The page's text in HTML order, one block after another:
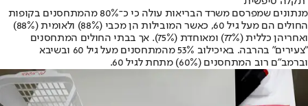
מנתונים שמפרסם משרד הבריאות עולה כי כ־80% מהמתחסנים בקופות
החולים הם מעל גיל 60, כאשר המובילות הן מכבי (88%) ולאומית (88%)
ואחריהן כללית (77%) ומאוחדת (75%). אך בבתי החולים המתחסנים
"צעירים" בהרבה. באיכילוב 53% מהמתחסנים מעל גיל 60 ובשיבא
וברמב"ם רוב המתחסנים (60%) מתחת לגיל 60.